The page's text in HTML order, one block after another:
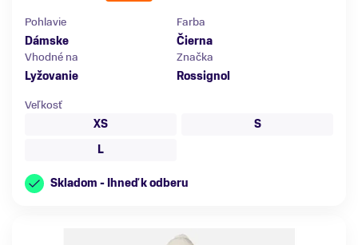
Pohlavie
Dámske
Farba
Čierna
Vhodné na
Lyžovanie
Značka
Rossignol
Veľkosť
XS
S
L
Skladom - Ihneď k odberu